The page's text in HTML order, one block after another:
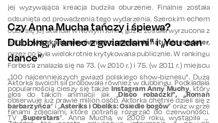
jej wyzywająca kreacja budziła oburzenie. Finalnie została
odsunięta od prowadzenia tego wydarzenia. Szerokim echem
odbił się jej skandal w Nowym Jorku, gdzie została wyrzucona z
hotelu.Aktorka słynie również z miłości do naturalnych futer,
przez co była wielokrotnie krytykowana publicznie. W rankingu
Forbes’a znalazła się na 73. (w 2010 r.) i 75. (w 2011 r.) miejscu
„100 najcenniejszych gwiazd polskiego show-biznesu”. Dużą
popularnością cieszy się takżeInstagram Anny Muchy, który
obserwuje już prawie milion osób. Aktorka chętnie dzieli się z
fanami zdjęciami, które potrafią rozgrzać do czerwoności.
Czy Anna Mucha tańczy i śpiewa?
Dubbing, „Taniec z gwiazdami” i „You can
dance”
Aktorka swoich sił próbowała również w dubbingu. Podkładała
głos do takich animacji jak „Disco robaczki”, „Roman
barbarzyńca” i „Asteriks i Obeliks: Osiedle bogów” oraz w grze
TV „Superstars”. Anna Mucha, w 2009 roku, wystąpiła w